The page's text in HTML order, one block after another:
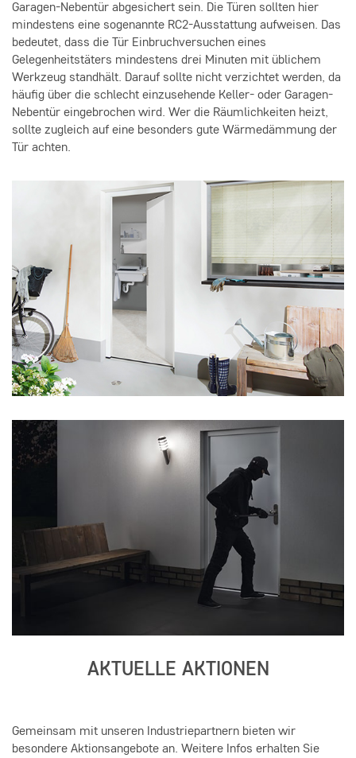
Garagen-Nebentür abgesichert sein. Die Türen sollten hier
mindestens eine sogenannte RC2-Ausstattung aufweisen. Das
bedeutet, dass die Tür Einbruchversuchen eines
Gelegenheitstäters mindestens drei Minuten mit üblichem
Werkzeug standhält. Darauf sollte nicht verzichtet werden, da
häufig über die schlecht einzusehende Keller- oder Garagen-
Nebentür eingebrochen wird. Wer die Räumlichkeiten heizt,
sollte zugleich auf eine besonders gute Wärmedämmung der
Tür achten.
AKTUELLE AKTIONEN
Gemeinsam mit unseren Industriepartnern bieten wir
besondere Aktionsangebote an. Weitere Infos erhalten Sie